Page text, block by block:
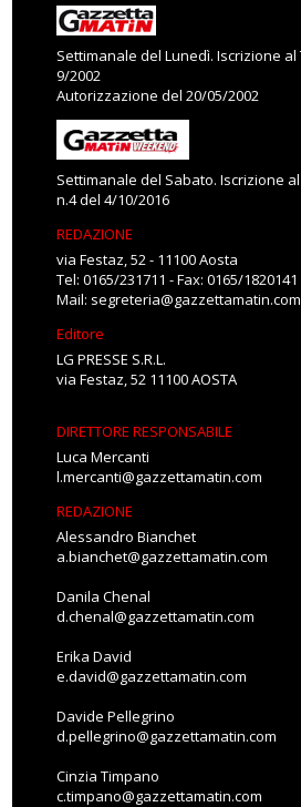
Settimanale del Lunedì. Iscrizione
9/2002
Autorizzazione del 20/05/2002
Settimanale del Sabato. Iscrizione
n.4 del 4/10/2016
REDAZIONE
via Festaz, 52 - 11100 Aosta
Tel: 0165/231711 - Fax: 0165/1820141
Mail: segreteria@gazzettamatin.com
Editore
LG PRESSE S.R.L.
via Festaz, 52 11100 AOSTA
DIRETTORE RESPONSABILE
Luca Mercanti
l.mercanti@gazzettamatin.com
REDAZIONE
Alessandro Bianchet
a.bianchet@gazzettamatin.com
Danila Chenal
d.chenal@gazzettamatin.com
Erika David
e.david@gazzettamatin.com
Davide Pellegrino
d.pellegrino@gazzettamatin.com
Cinzia Timpano
c.timpano@gazzettamatin.com